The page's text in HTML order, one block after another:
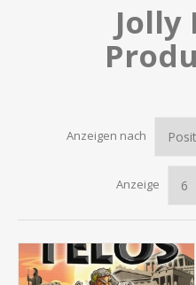
Jolly
Anzeigen nach
Anzeige